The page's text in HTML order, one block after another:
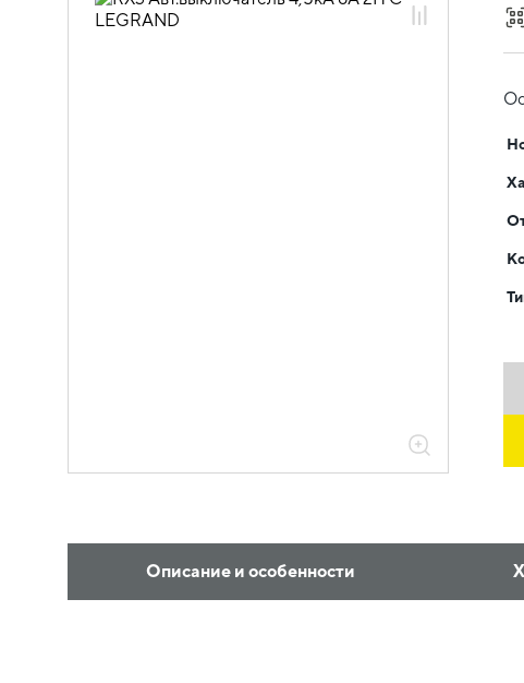
01.05.01.03 Модульные
Описание и особенности